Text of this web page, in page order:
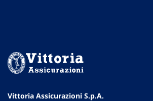
Vittoria Assicurazioni S.p.A.